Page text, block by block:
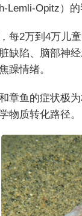
Lemli-Opitz）的
每2万到4万儿
缺陷、脑部神
躁情绪。
章鱼的症状极
物质转化路径。